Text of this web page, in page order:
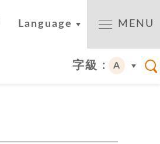
Language MENU
字級 : A